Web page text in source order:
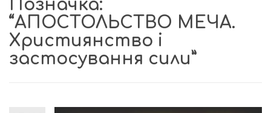
Позначка:
“АПОСТОЛЬСТВО МЕЧА.
Християнство і
застосування сили”